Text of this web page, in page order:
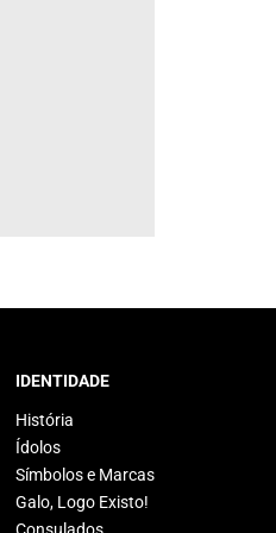
IDENTIDADE
História
Ídolos
Símbolos e Marcas
Galo, Logo Existo!